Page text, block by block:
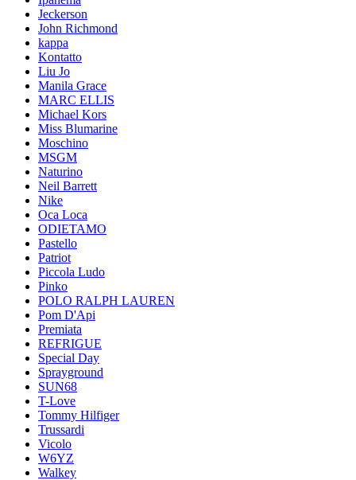
Jeckerson
John Richmond
kappa
Kontatto
Liu Jo
Manila Grace
MARC ELLIS
Michael Kors
Miss Blumarine
Moschino
MSGM
Naturino
Neil Barrett
Nike
Oca Loca
ODIETAMO
Pastello
Patriot
Piccola Ludo
Pinko
POLO RALPH LAUREN
Pom D'Api
Premiata
REFRIGUE
Special Day
Sprayground
SUN68
T-Love
Tommy Hilfiger
Trussardi
Vicolo
W6YZ
Walkey